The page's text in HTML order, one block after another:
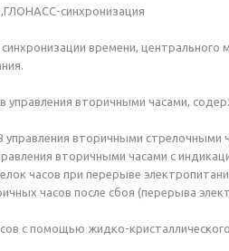
синхронизация
времени,
вторичными часами,
вторичными стрелочными
вторичными часами с
часов при перерыве
часов после сбоя (перерыва
с помощью жидко-